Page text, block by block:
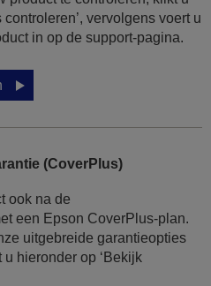
vervolgens voert u
in op de support-pagina.
(CoverPlus)
ook na de
een Epson CoverPlus-plan.
uitgebreide garantieopties
hieronder op ‘Bekijk